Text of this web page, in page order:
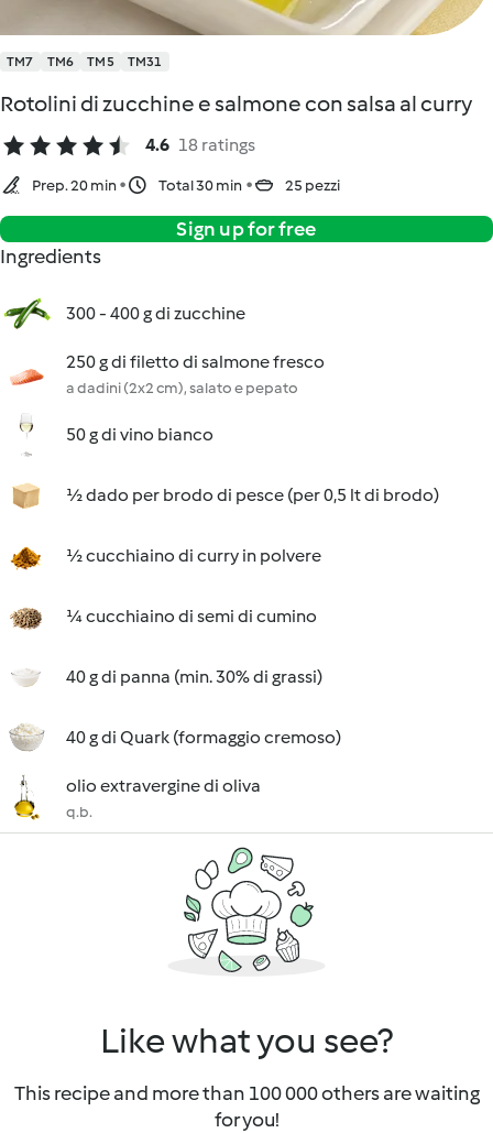
TM7 TM6 TM5 TM31
Rotolini di zucchine e salmone con salsa al curry
4.6 18 ratings
Prep. 20 min Total 30 min 25 pezzi
Sign up for free
Ingredients
300 - 400 g di zucchine
250 g di filetto di salmone fresco
a dadini (2x2 cm), salato e pepato
50 g di vino bianco
½ dado per brodo di pesce (per 0,5 lt di brodo)
½ cucchiaino di curry in polvere
¼ cucchiaino di semi di cumino
40 g di panna (min. 30% di grassi)
40 g di Quark (formaggio cremoso)
olio extravergine di oliva
q.b.
Like what you see?
This recipe and more than 100 000 others are waiting
for you!